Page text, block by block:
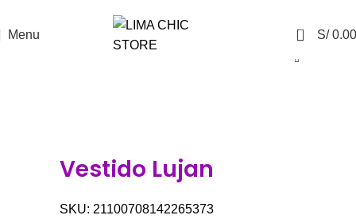
Menu 0 S/0.00
Vestido Lujan
SKU: 21100708142265373